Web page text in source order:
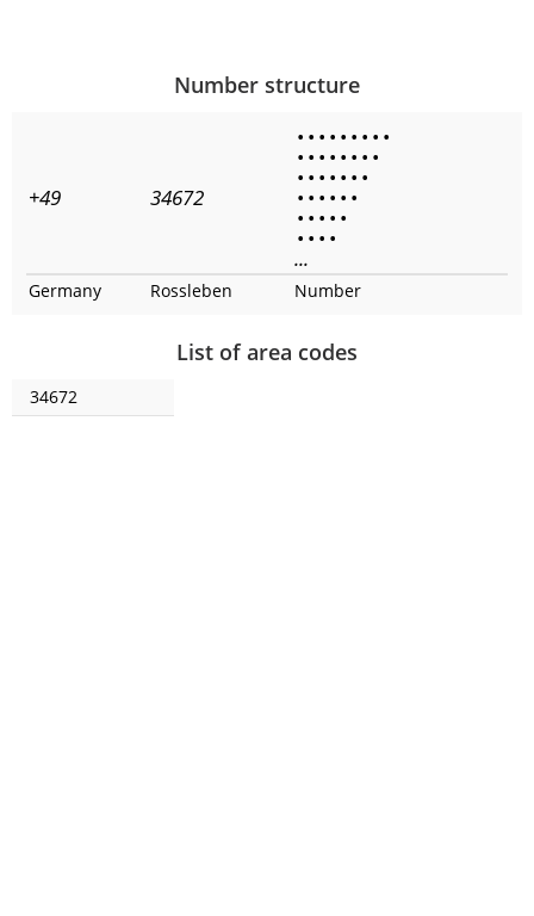
Number structure
+49 34672
• • • • • • • • •
• • • • • • • •
• • • • • • •
• • • • • •
• • • • •
• • • •
...
Germany Rossleben Number
List of area codes
34672